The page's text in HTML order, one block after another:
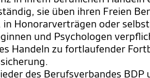
sie üben ihren Freien
Honorarverträgen oder
und Psychologen
Handeln zu fortlaufender
des Berufsverbandes BDP